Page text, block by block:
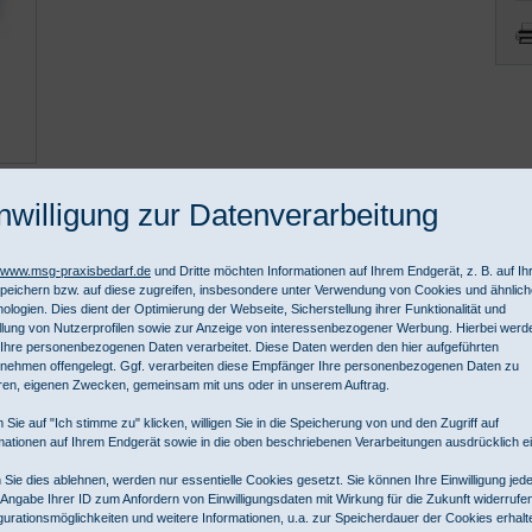
Willstätt-Sand, www.kirsch-medical.de/, info@kirsch-
zur Datenverarbeitung
praxisbedarf.de und Dritte möchten Informationen auf Ihrem Endgerät, z. B. auf
bzw. auf diese zugreifen, insbesondere unter Verwendung von Cookies und
Dies dient der Optimierung der Webseite, Sicherstellung ihrer Funktionalität und
von Nutzerprofilen sowie zur Anzeige von interessenbezogener Werbung. Hierbei
personenbezogenen Daten verarbeitet. Diese Daten werden den hier aufgeführten
offengelegt. Ggf. verarbeiten diese Empfänger Ihre personenbezogenen Daten zu
eigenen Zwecken, gemeinsam mit uns oder in unserem Auftrag.
Sie auf "Ich stimme zu" klicken, willigen Sie in die Speicherung von und den Zugriff auf
auf Ihrem Endgerät sowie in die oben beschriebenen Verarbeitungen ausdrücklich
Sie dies ablehnen, werden nur essentielle Cookies gesetzt. Sie können Ihre Einwilligung
Ihrer ID zum Anfordern von Einwilligungsdaten mit Wirkung für die Zukunft
und weitere Informationen, u.a. zur Speicherdauer der Cookies